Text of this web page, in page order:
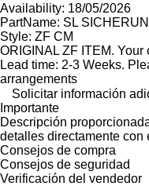
Availability: 18/05/2026
PartName: SL
Style: ZF CM
ORIGINAL ZF ITEM.
Lead time: 2-3 Weeks.
arrangements
Solicitar información
Importante
Descripción
detalles directamente con
Consejos de compra
Consejos de seguridad
Verificación del vendedor